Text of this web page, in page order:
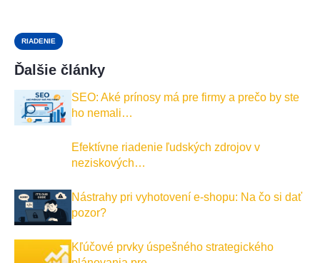
RIADENIE
Ďalšie články
SEO: Aké prínosy má pre firmy a prečo by ste
ho nemali…
Efektívne riadenie ľudských zdrojov v
neziskových…
Nástrahy pri vyhotovení e-shopu: Na čo si dať
pozor?
Kľúčové prvky úspešného strategického